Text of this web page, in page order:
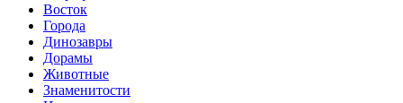
Восток
Города
Динозавры
Дорамы
Животные
Знаменитости